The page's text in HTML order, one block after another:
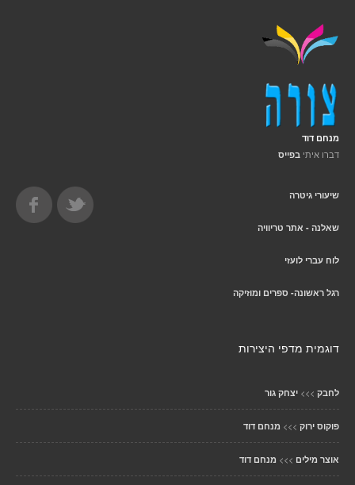
מנחם דוד
דברו איתי בפייס
שיעורי גיטרה
שאלנה - אתר טריוויה
לוח עברי לועזי
רגל ראשונה- ספרים ומוזיקה
דוגמית מדפי היצירות
לחבק >>> יצחק גור
פוקוס ירוק >>> מנחם דוד
אוצר מילים >>> מנחם דוד